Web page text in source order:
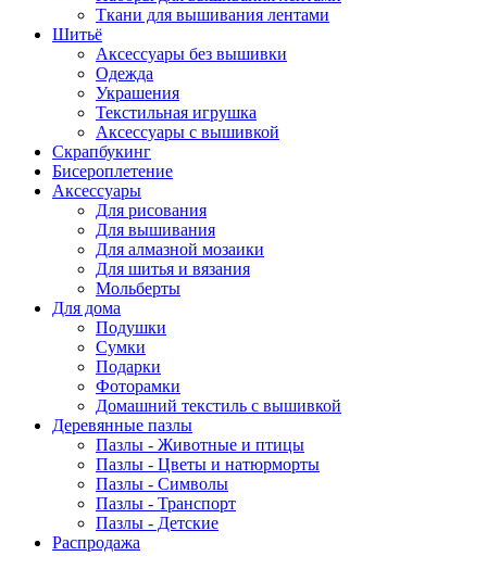
Ткани для вышивания лентами
Шитьё
Аксессуары без вышивки
Одежда
Украшения
Текстильная игрушка
Аксессуары с вышивкой
Скрапбукинг
Бисероплетение
Аксессуары
Для рисования
Для вышивания
Для алмазной мозаики
Для шитья и вязания
Мольберты
Для дома
Подушки
Сумки
Подарки
Фоторамки
Домашний текстиль с вышивкой
Деревянные пазлы
Пазлы - Животные и птицы
Пазлы - Цветы и натюрморты
Пазлы - Символы
Пазлы - Транспорт
Пазлы - Детские
Распродажа